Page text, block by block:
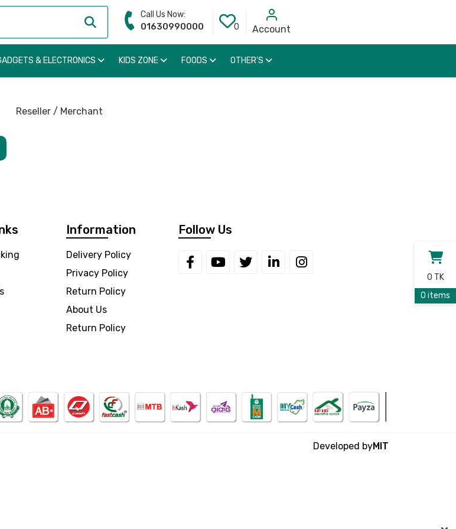
Call Us Now:
01630990000 0 Account
& ELECTRONICS KIDS ZONE FOODS OTHER'S
Reseller / Merchant
Information
Delivery Policy
Privacy Policy
Return Policy
About Us
Return Policy
Follow Us
Developed byMIT
0 TK
0 items